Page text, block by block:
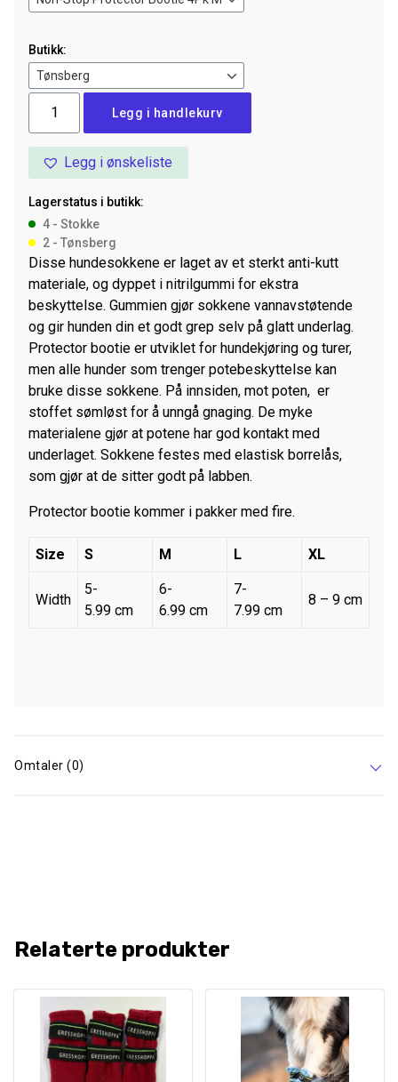
Butikk:
Protector
Bootie
M
antall
Legg i handlekurv
Legg i ønskeliste
Lagerstatus i butikk:
4 - Stokke
2 - Tønsberg
Disse hundesokkene er laget av et sterkt anti-kutt
materiale, og dyppet i nitrilgummi for ekstra
beskyttelse. Gummien gjør sokkene vannavstøtende
og gir hunden din et godt grep selv på glatt underlag.
Protector bootie er utviklet for hundekjøring og turer,
men alle hunder som trenger potebeskyttelse kan
bruke disse sokkene. På innsiden, mot poten, er
stoffet sømløst for å unngå gnaging. De myke
materialene gjør at potene har god kontakt med
underlaget. Sokkene festes med elastisk borrelås,
som gjør at de sitter godt på labben.
Protector bootie kommer i pakker med fire.
Size S M L XL
Width
5-
5.99 cm
6-
6.99 cm
7-
7.99 cm
8 – 9 cm
Omtaler (0)
Relaterte produkter